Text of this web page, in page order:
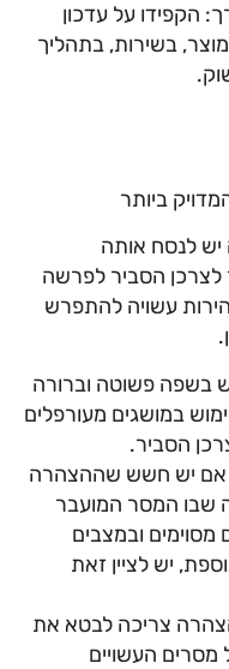
הקפידו על עדכון
בשירות, בתהליך
ביותר
יש לנסח אותה
לצרכן הסביר לפרשה
עשויה להתפרש
בשפה פשוטה וברורה
במושגים מעורפלים
הסביר.
אם יש חשש שההצהרה
שבו המסר המועבר
ובמצבים
יש לציין זאת
הצהרה צריכה לבטא את
מסרים העשויים